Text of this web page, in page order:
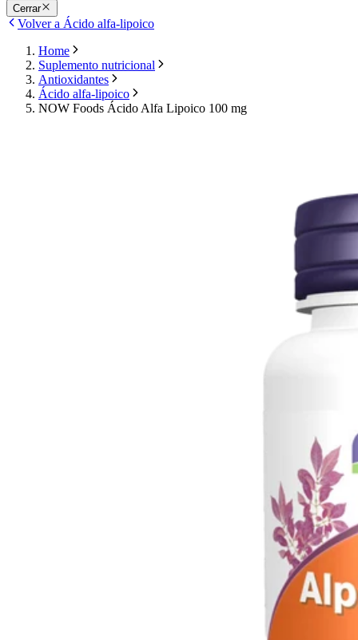
Cerrar
Volver a Ácido alfa-lipoico
Home
Suplemento nutricional
Antioxidantes
Ácido alfa-lipoico
NOW Foods Ácido Alfa Lipoico 100 mg